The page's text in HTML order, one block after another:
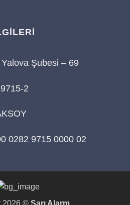
Şubesi – 69
2
0282 9715 0000 02
2026 © Sarı Alarm